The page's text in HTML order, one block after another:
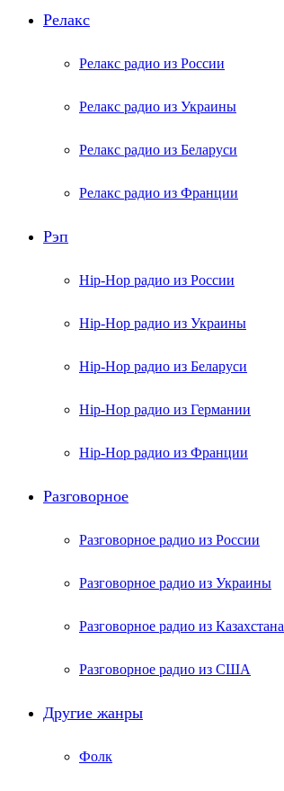
Релакс
Релакс радио из России
Релакс радио из Украины
Релакс радио из Беларуси
Релакс радио из Франции
Рэп
Hip-Hop радио из России
Hip-Hop радио из Украины
Hip-Hop радио из Беларуси
Hip-Hop радио из Германии
Hip-Hop радио из Франции
Разговорное
Разговорное радио из России
Разговорное радио из Украины
Разговорное радио из Казахстана
Разговорное радио из США
Другие жанры
Фолк